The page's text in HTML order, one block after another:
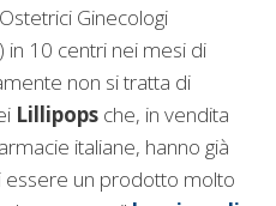
Ginecologi
in 10 centri nei mesi di
non si tratta di
Lillipops che, in vendita
italiane, hanno già
essere un prodotto molto